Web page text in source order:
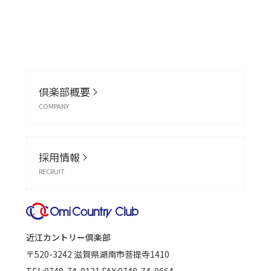
倶楽部概要
COMPANY
採用情報
RECRUIT
近江カントリー倶楽部
〒520-3242 滋賀県湖南市菩提寺1410